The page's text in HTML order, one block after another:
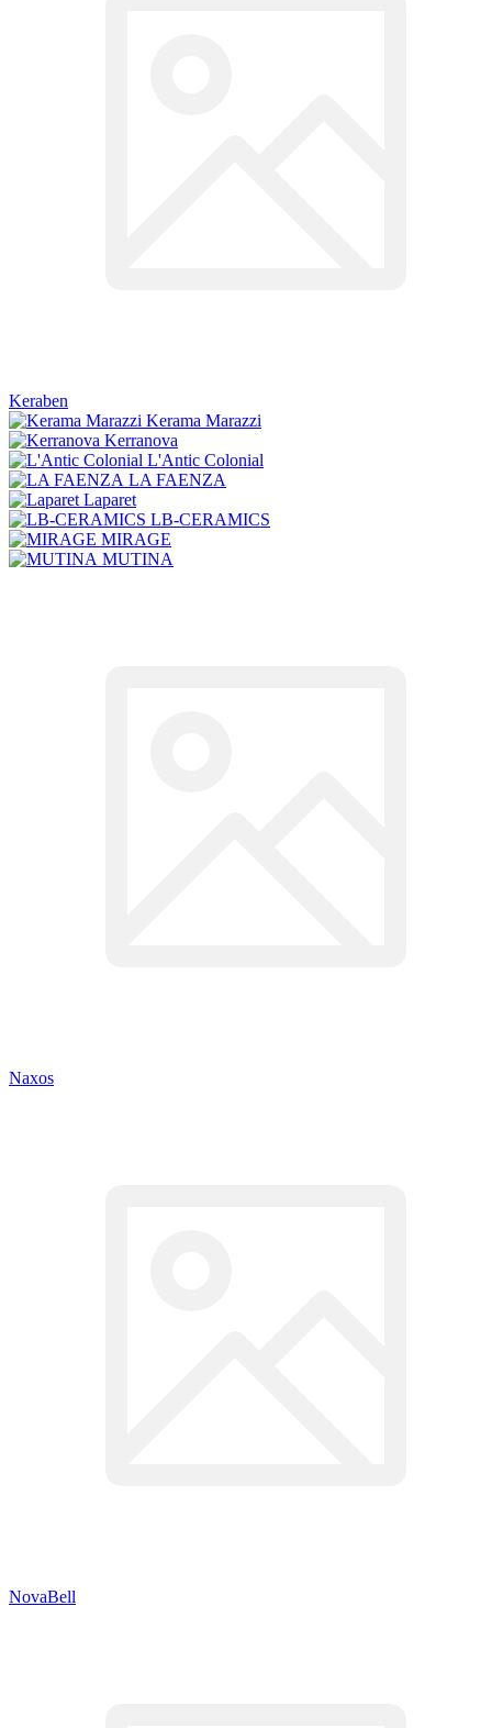
Keraben
Kerama Marazzi
Kerranova
L'Antic Colonial
LA FAENZA
Laparet
LB-CERAMICS
MIRAGE
MUTINA
Naxos
NovaBell